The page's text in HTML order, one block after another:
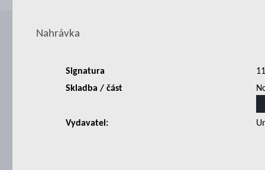
Nahrávka
Signatura
Skladba / část
Vydavatel: